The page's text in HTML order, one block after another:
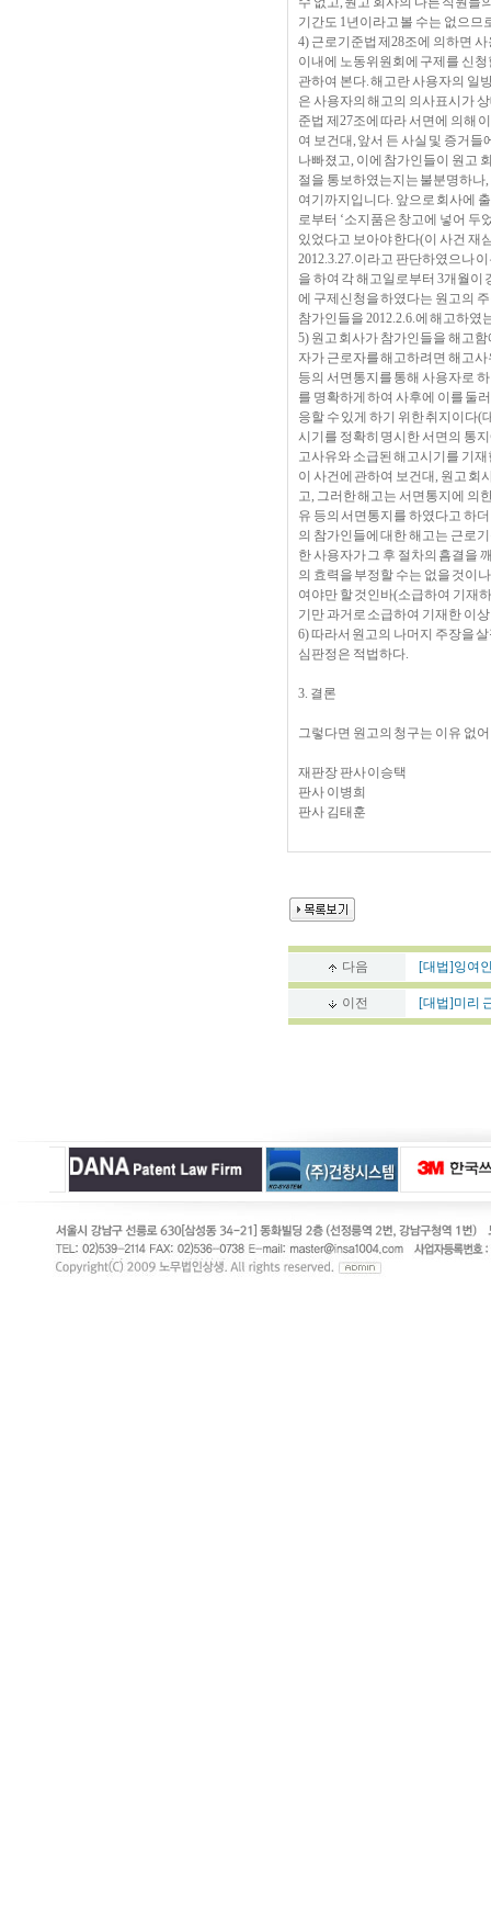
기간도 1년이라고 볼 수는 없으므
4) 근로기준법 제28조에 의하면
이내에 노동위원회에 구제를 신
관하여 본다. 해고란 사용자의 일
은 사용자의 해고의 의사표시가
준법 제27조에 따라 서면에 의해
여 보건대, 앞서 든 사실 및 증거
나빠졌고, 이에 참가인들이 원고
절을 통보하였는지는 불분명하나
여기까지입니다. 앞으로 회사에
로부터 ‘소지품은 창고에 넣어 두
있었다고 보아야 한다(이 사건 재
2012.3.27.이라고 판단하였으나
을 하여 각 해고일로부터 3개월
에 구제신청을 하였다는 원고의
참가인들을 2012.2.6.에 해고하였
5) 원고 회사가 참가인들을 해고
자가 근로자를 해고하려면 해고
등의 서면통지를 통해 사용자로
를 명확하게 하여 사후에 이를 둘
응할 수 있게 하기 위한 취지이다(
시기를 정확히 명시한 서면의 통
고사유와 소급된 해고시기를 기
이 사건에 관하여 보건대, 원고 회
고, 그러한 해고는 서면통지에 의
유 등의 서면통지를 하였다고 하
의 참가인들에 대한 해고는 근로
한 사용자가 그 후 절차의 흠결을
의 효력을 부정할 수는 없을 것이
여야만 할 것인바(소급하여 기재
기만 과거로 소급하여 기재한 이
6) 따라서 원고의 나머지 주장을
심판정은 적법하다.
3. 결론
그렇다면 원고의 청구는 이유 없
재판장 판사 이승택
판사 이병희
판사 김태훈
다음 [대법]잉여
이전 [대법]미리